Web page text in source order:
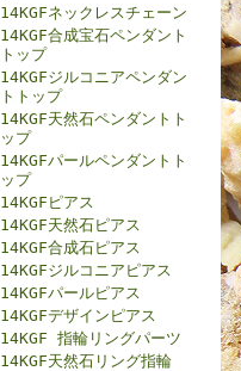
14KGFネックレスチェーン
14KGF合成宝石ペンダント
トップ
14KGFジルコニアペンダン
トトップ
14KGF天然石ペンダントト
ップ
14KGFパールペンダントト
ップ
14KGFピアス
14KGF天然石ピアス
14KGF合成石ピアス
14KGFジルコニアピアス
14KGFパールピアス
14KGFデザインピアス
14KGF 指輪リングパーツ
14KGF天然石リング指輪